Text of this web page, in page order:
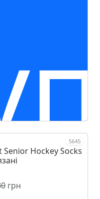
5645
Senior Hockey Socks
грн